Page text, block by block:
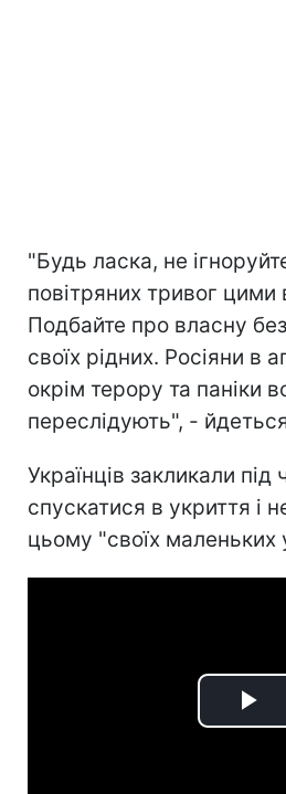
"Будь ласка, не
повітряних тривог цими
Подбайте про власну
своїх рідних. Росіяни в
окрім терору та паніки
переслідують", -
Українців закликали під
спускатися в укриття і
цьому "своїх маленьких